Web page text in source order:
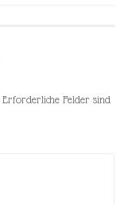
Erforderliche Felder sind